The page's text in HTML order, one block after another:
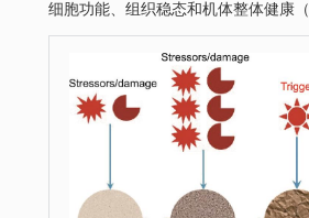
细胞功能、组织稳态和机体整体健康（